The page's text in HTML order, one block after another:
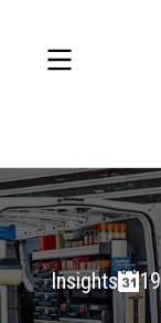
Insights